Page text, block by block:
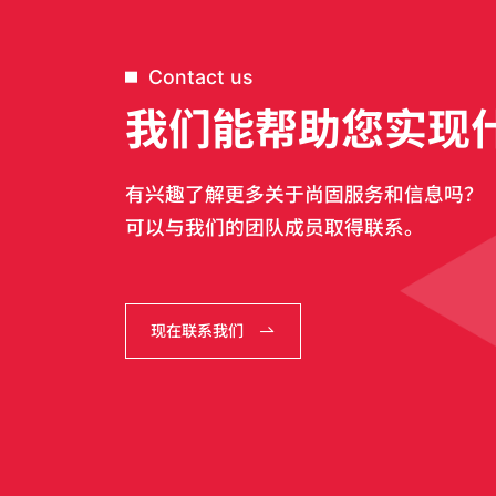
Contact us
我们能帮助您实现
有兴趣了解更多关于尚固服务和信息吗？
可以与我们的团队成员取得联系。
现在联系我们